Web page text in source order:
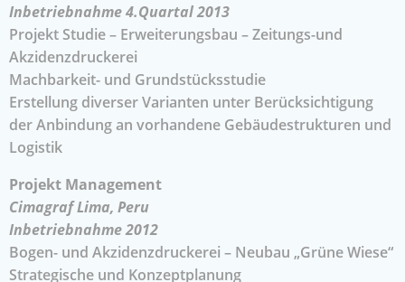
Inbetriebnahme 4.Quartal 2013
Projekt Studie – Erweiterungsbau – Zeitungs-und
Akzidenzdruckerei
Machbarkeit- und Grundstücksstudie
Erstellung diverser Varianten unter Berücksichtigung
der Anbindung an vorhandene Gebäudestrukturen und
Logistik
Projekt Management
Cimagraf Lima, Peru
Inbetriebnahme 2012
Bogen- und Akzidenzdruckerei – Neubau „Grüne Wiese“
Strategische und Konzeptplanung